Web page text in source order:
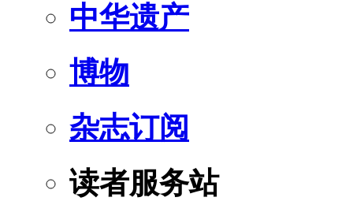
中华遗产
博物
杂志订阅
读者服务站